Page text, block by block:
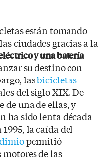
están tomando
ciudades gracias a la
y una batería
su destino con
lasbicicletas
del siglo XIX. De
de una de ellas, y
ha sido lenta década
la caída del
permitió
de las